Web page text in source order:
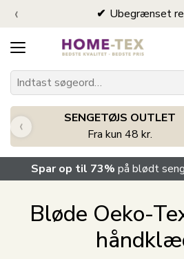
Ubegrænset
‹
SENGETØJS OUTLET
Fra kun 48 kr.
‹
Spar op til 73% på blødt
Bløde Oeko-